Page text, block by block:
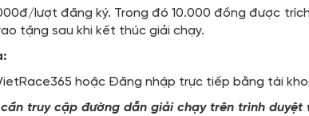
lượt đăng ký. Trong đó 10.000 đồng được
tặng sau khi kết thúc giải chạy.
hoặc Đăng nhập trực tiếp bằng tài
truy cập đường dẫn giải chạy trên trình